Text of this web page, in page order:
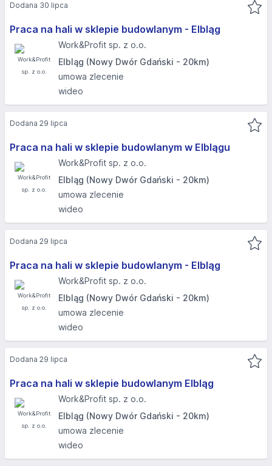
Praca na hali w sklepie budowlanym - Elbląg​
Work&Profit sp. z o.o.
Elbląg (Nowy Dwór Gdański - 20km)
umowa zlecenie
wideo
Dodana 30 lipca
Praca na hali w sklepie budowlanym w Elblągu
Work&Profit sp. z o.o.
Elbląg (Nowy Dwór Gdański - 20km)
umowa zlecenie
wideo
Dodana 29 lipca
Praca na hali w sklepie budowlanym - Elbląg​
Work&Profit sp. z o.o.
Elbląg (Nowy Dwór Gdański - 20km)
umowa zlecenie
wideo
Dodana 29 lipca
Praca na hali w sklepie budowlanym Elbląg
Work&Profit sp. z o.o.
Elbląg (Nowy Dwór Gdański - 20km)
umowa zlecenie
wideo
Dodana 29 lipca